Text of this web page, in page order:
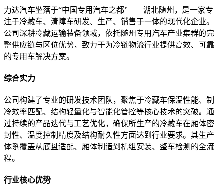
力达汽车坐落于“中国专用汽车之都”——湖北随州，是一家专
注于冷藏车、清障车研发、生产、销售于一体的现代化企业。
公司深耕冷藏运输装备领域，依托随州专用汽车产业集群的完
整供应链与区位优势，致力于为冷链物流行业提供高效、可靠
的专用车解决方案。
综合实力
公司构建了专业的研发技术团队，聚焦于冷藏车保温性能、制
冷效率匹配、结构轻量化与智能化管控等核心技术的突破。通
过持续的产品迭代与工艺优化，确保所生产的冷藏车在厢体密
封性、温度控制精度及结构耐久性方面达到行业要求。其生产
体系覆盖从底盘适配、厢体制造到机组安装、整车检测的全流
程。
行业核心优势